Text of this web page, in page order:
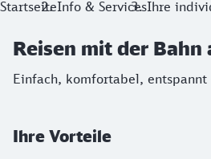
StartseiteInfo & ServicesIhre
Reisen mit der Bahn
Einfach, komfortabel, entspannt
Ihre Vorteile